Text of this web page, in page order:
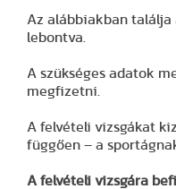
Az alábbiakban találja
lebontva.
A szükséges adatok
megfizetni.
A felvételi vizsgákat
függően – a
A felvételi vizsgára